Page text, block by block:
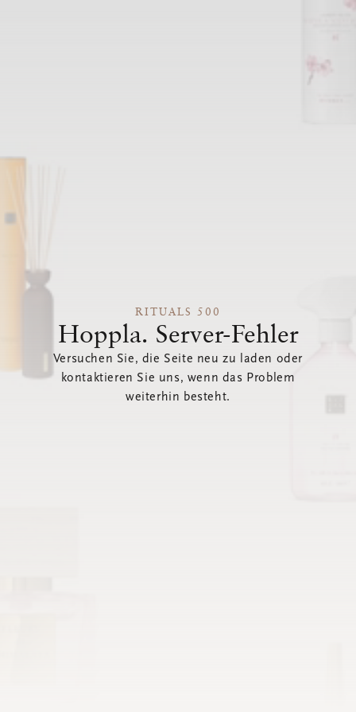
RITUALS 500
Hoppla. Server-Fehler
Versuchen Sie, die Seite neu zu laden oder
kontaktieren Sie uns, wenn das Problem
weiterhin besteht.